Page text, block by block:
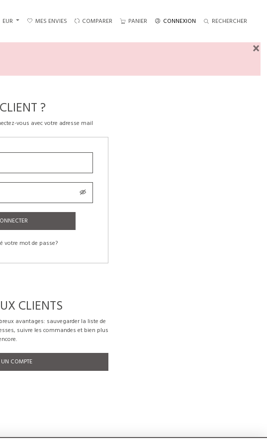
EUR MES ENVIES COMPARER PANIER CONNEXION RECHERCHER
×
?
vous avec votre adresse mail
votre mot de passe?
CLIENTS
avantages: sauvegarder la liste de
suivre les commandes et bien plus
UN COMPTE